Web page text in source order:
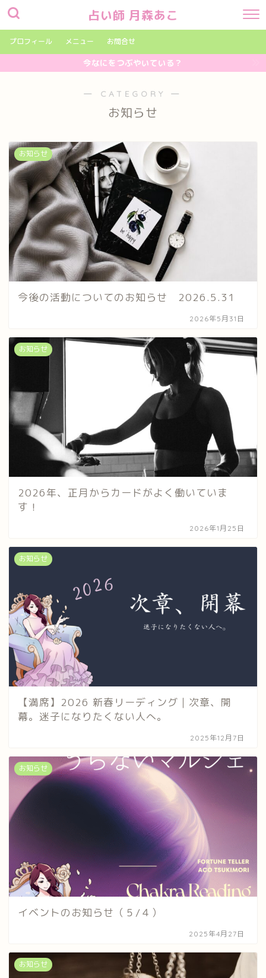
占い師 月森あこ
プロフィール メニュー お問合せ
今なにをつぶやいている？
― CATEGORY ―
お知らせ
お知らせ
今後の活動についてのお知らせ 2026.5.31
2026年5月31日
お知らせ
2026年、正月からカードがよく働いていま
す！
2026年1月25日
お知らせ
【満席】2026 新春リーディング｜次章、開
幕。迷子になりたくない人へ。
2025年12月7日
お知らせ
イベントのお知らせ（５/４）
2025年4月27日
お知らせ